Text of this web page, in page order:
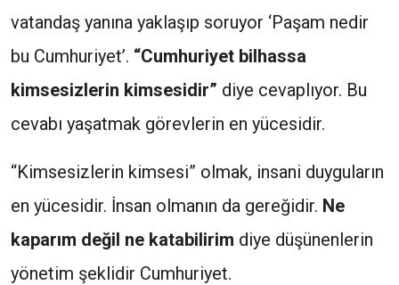
vatandaş yanına yaklaşıp soruyor ‘Paşam nedir
bu Cumhuriyet’. “Cumhuriyet bilhassa
kimsesizlerin kimsesidir” diye cevaplıyor. Bu
cevabı yaşatmak görevlerin en yücesidir.
“Kimsesizlerin kimsesi” olmak, insani duyguların
en yücesidir. İnsan olmanın da gereğidir. Ne
kaparım değil ne katabilirim diye düşünenlerin
yönetim şeklidir Cumhuriyet.